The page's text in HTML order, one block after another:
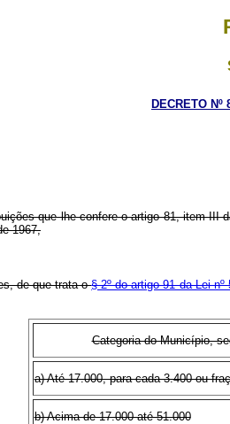
DECRETO Nº
que lhe confere o artigo 81, item III
1967,
de que trata o§ 2º do artigo 91 da Lei
Categoria do Município,
a) Até 17.000, para cada 3.400 ou
b) Acima de 17.000 até 51.000